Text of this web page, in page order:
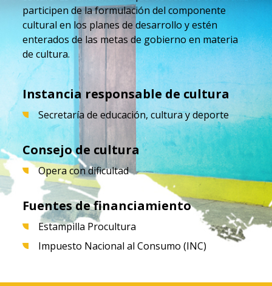
participen de la formulación del componente
cultural en los planes de desarrollo y estén
enterados de las metas de gobierno en materia
de cultura.
Instancia responsable de cultura
Secretaría de educación, cultura y deporte
Consejo de cultura
Opera con dificultad
Fuentes de financiamiento
Estampilla Procultura
Impuesto Nacional al Consumo (INC)